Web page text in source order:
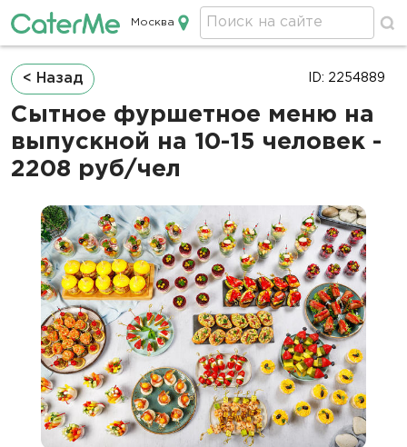
Кейтеринг в Москве
Москва
Строка
навигации
< Назад
Сытное фуршетное меню на
выпускной на 10-15 человек -
2208 руб/чел
ID: 2254889